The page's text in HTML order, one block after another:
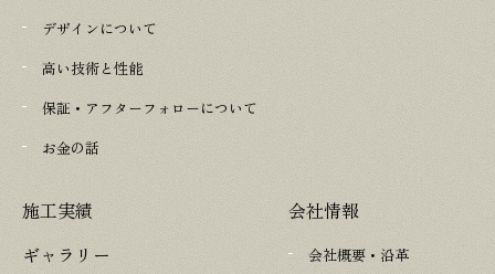
デザインについて
高い技術と性能
保証・アフターフォローについて
お金の話
施工実績
ギャラリー
会社情報
会社概要・沿革